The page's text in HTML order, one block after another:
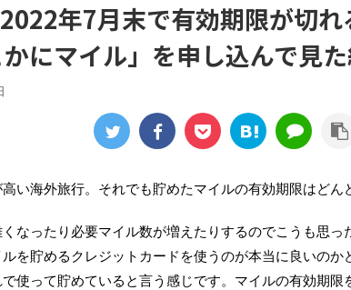
2022年7月末で有効期限が切
にマイル」を申し込んで見た
い海外旅行。それでも貯めたマイルの有効期限はどん
なったり必要マイル数が増えたりするのでこうも思
を貯めるクレジットカードを使うのが本当に良いのか
で使って貯めていると言う感じです。マイルの有効期